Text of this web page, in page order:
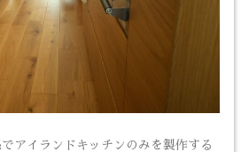
アイランドキッチンのみを製作する